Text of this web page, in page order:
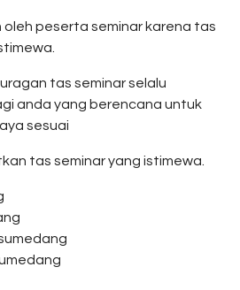
peserta seminar karena tas
tas seminar selalu
anda yang berencana untuk
sesuai
tas seminar yang istimewa.